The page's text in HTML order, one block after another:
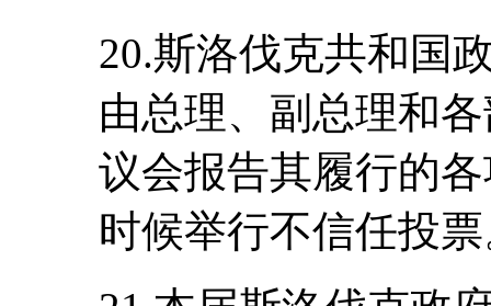
20.斯洛伐克共和国
由总理、副总理和
议会报告其履行的
时候举行不信任投